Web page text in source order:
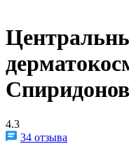
4.3
34 отзыва